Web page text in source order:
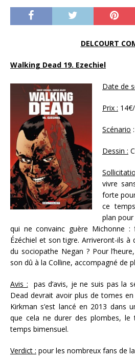
DELCOURT
Walking Dead 19. Ezechiel
Date de
Prix :
Scénario
Dessin :
vivre
forte
ce
plan
qui ne convainc guère Michonne
Ézéchiel et son tigre. Arriveront-ils à
du sociopathe Negan ? Pour
son dû à la Colline, accompagné de
Avis : pas d’avis, je ne suis pas la
Dead devrait avoir plus de tomes
Kirkman s’est lancé en 2013 dans
que cela ne durer des plombes,
temps bimensuel.
Verdict : pour les nombreux fans de